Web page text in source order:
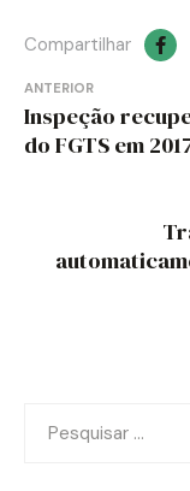
Compartilhar
de
ANTERIOR
Inspeção
do FGTS em
por: